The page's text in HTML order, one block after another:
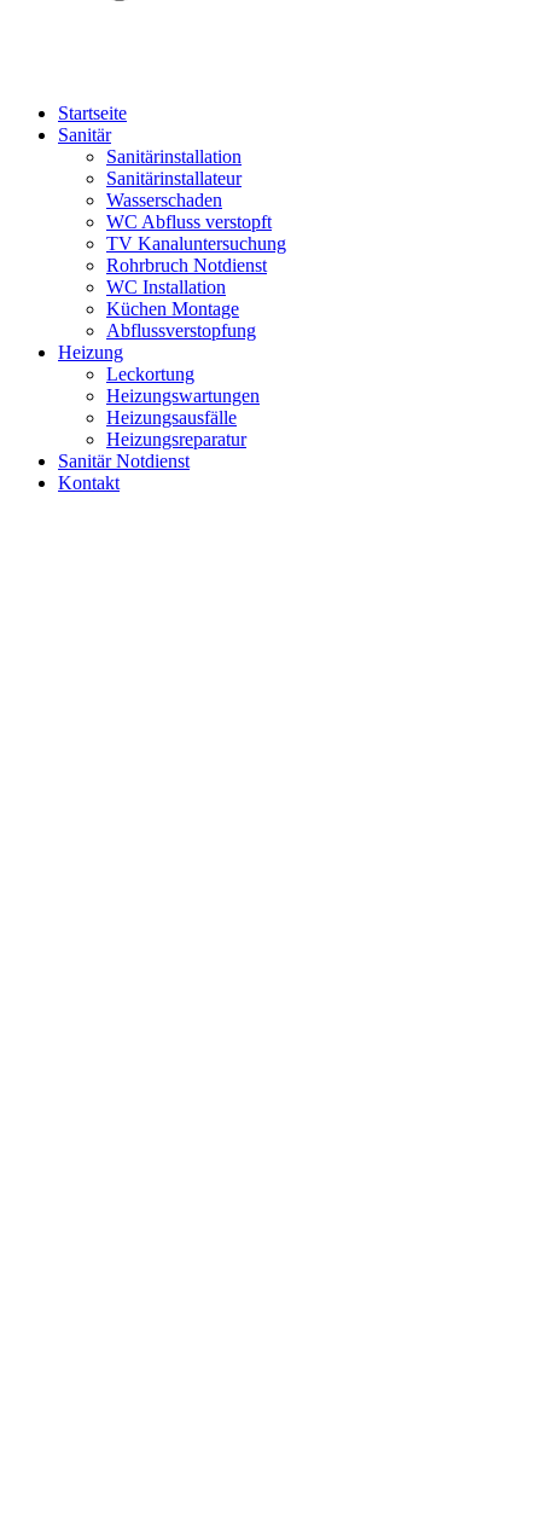
Startseite
Sanitär
Sanitärinstallation
Sanitärinstallateur
Wasserschaden
WC Abfluss verstopft
TV Kanaluntersuchung
Rohrbruch Notdienst
WC Installation
Küchen Montage
Abflussverstopfung
Heizung
Leckortung
Heizungswartungen
Heizungsausfälle
Heizungsreparatur
Sanitär Notdienst
Kontakt